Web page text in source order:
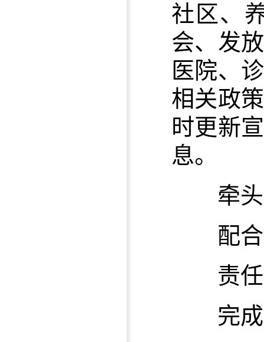
社区、
会、发
医院、
相关政
时更新
息。
牵头
配合
责任
完成